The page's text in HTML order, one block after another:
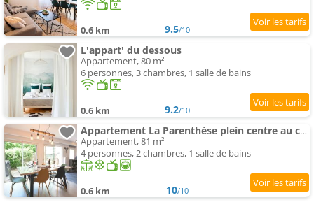
0.6 km 9.5/10
L'appart' du dessous
Appartement, 80 m²
6 personnes, 3 chambres, 1 salle de bains
0.6 km 9.2/10
Appartement La Parenthèse plein centre au calme à 300 m du lac
Appartement, 81 m²
4 personnes, 2 chambres, 1 salle de bains
0.6 km 10/10